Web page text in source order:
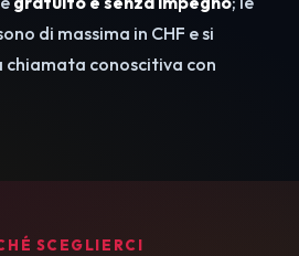
di massima in CHF e si
chiamata conoscitiva con
SCEGLIERCI